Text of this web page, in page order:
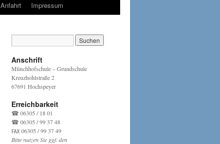
Anfahrt Impressum
Anschrift
Münchhofschule – Grundschule
Kreuzhohlstraße 2
67691 Hochspeyer
Erreichbarkeit
☎ 06305 / 18 01
☎ 06305 / 99 37 48
℻ 06305 / 99 37 49
Bitte nutzen Sie ggf. den